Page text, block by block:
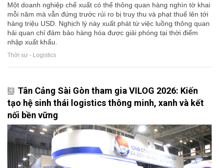
Một doanh nghiệp chế xuất có thể thông quan hàng nghìn tờ khai
mỗi năm mà vẫn đứng trước rủi ro bị truy thu và phạt thuế lên tới
hàng triệu USD. Nghịch lý này xuất phát từ việc luồng thông quan
hải quan chỉ đảm bảo hàng hóa được giải phóng tại thời điểm
nhập xuất khẩu.
Thời sự - Logistics
Tân Cảng Sài Gòn tham gia VILOG 2026: Kiến
tạo hệ sinh thái logistics thông minh, xanh và kết
nối bền vững